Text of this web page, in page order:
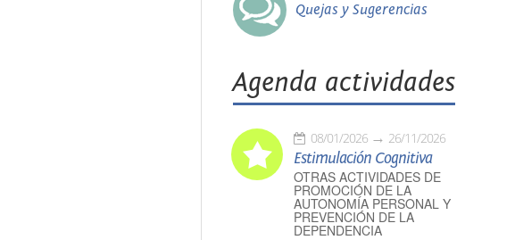
Quejas y Sugerencias
Agenda actividades
08/01/2026 26/11/2026
Estimulación Cognitiva
OTRAS ACTIVIDADES DE
PROMOCIÓN DE LA
AUTONOMÍA PERSONAL Y
PREVENCIÓN DE LA
DEPENDENCIA